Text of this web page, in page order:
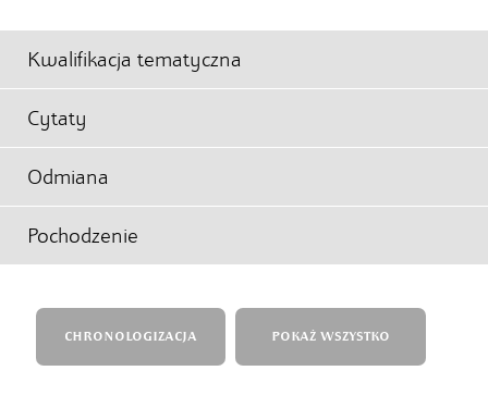
Kwalifikacja tematyczna
Cytaty
Odmiana
Pochodzenie
CHRONOLOGIZACJA POKAŻ WSZYSTKO